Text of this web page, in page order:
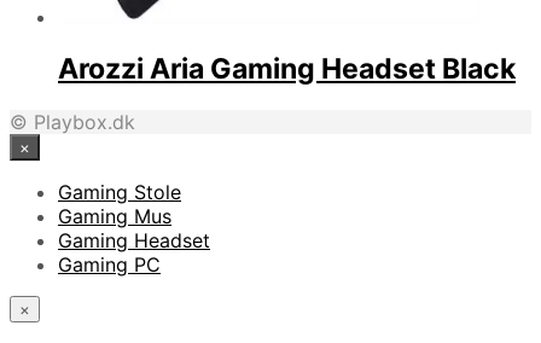
Arozzi Aria Gaming Headset Black
© Playbox.dk
×
Gaming Stole
Gaming Mus
Gaming Headset
Gaming PC
×